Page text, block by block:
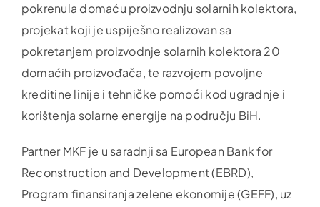
pokrenula domaću proizvodnju solarnih kolektora,
projekat koji je uspiješno realizovan sa
pokretanjem proizvodnje solarnih kolektora 20
domaćih proizvođača, te razvojem povoljne
kreditine linije i tehničke pomoći kod ugradnje i
korištenja solarne energije na području BiH.
Partner MKF je u saradnji sa European Bank for
Reconstruction and Development (EBRD),
Program finansiranja zelene ekonomije (GEFF), uz